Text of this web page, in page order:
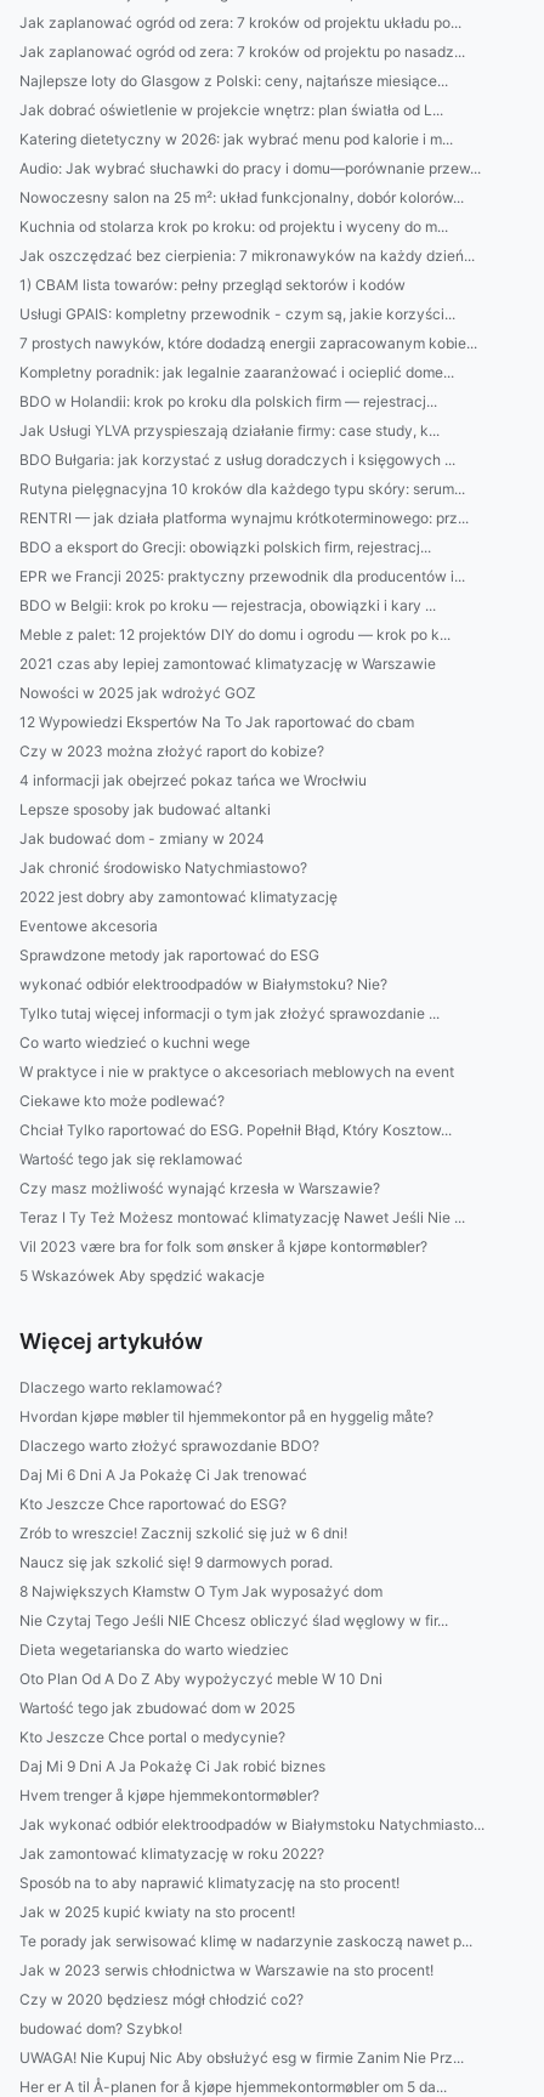
Jak zaplanować ogród od zera: 7 kroków od projektu układu po...
Jak zaplanować ogród od zera: 7 kroków od projektu po nasadz...
Najlepsze loty do Glasgow z Polski: ceny, najtańsze miesiące...
Jak dobrać oświetlenie w projekcie wnętrz: plan światła od L...
Katering dietetyczny w 2026: jak wybrać menu pod kalorie i m...
Audio: Jak wybrać słuchawki do pracy i domu—porównanie przew...
Nowoczesny salon na 25 m²: układ funkcjonalny, dobór kolorów...
Kuchnia od stolarza krok po kroku: od projektu i wyceny do m...
Jak oszczędzać bez cierpienia: 7 mikronawyków na każdy dzień...
1) CBAM lista towarów: pełny przegląd sektorów i kodów
Usługi GPAIS: kompletny przewodnik - czym są, jakie korzyści...
7 prostych nawyków, które dodadzą energii zapracowanym kobie...
Kompletny poradnik: jak legalnie zaaranżować i ocieplić dome...
BDO w Holandii: krok po kroku dla polskich firm — rejestracj...
Jak Usługi YLVA przyspieszają działanie firmy: case study, k...
BDO Bułgaria: jak korzystać z usług doradczych i księgowych ...
Rutyna pielęgnacyjna 10 kroków dla każdego typu skóry: serum...
RENTRI — jak działa platforma wynajmu krótkoterminowego: prz...
BDO a eksport do Grecji: obowiązki polskich firm, rejestracj...
EPR we Francji 2025: praktyczny przewodnik dla producentów i...
BDO w Belgii: krok po kroku — rejestracja, obowiązki i kary ...
Meble z palet: 12 projektów DIY do domu i ogrodu — krok po k...
2021 czas aby lepiej zamontować klimatyzację w Warszawie
Nowości w 2025 jak wdrożyć GOZ
12 Wypowiedzi Ekspertów Na To Jak raportować do cbam
Czy w 2023 można złożyć raport do kobize?
4 informacji jak obejrzeć pokaz tańca we Wrocłwiu
Lepsze sposoby jak budować altanki
Jak budować dom - zmiany w 2024
Jak chronić środowisko Natychmiastowo?
2022 jest dobry aby zamontować klimatyzację
Eventowe akcesoria
Sprawdzone metody jak raportować do ESG
wykonać odbiór elektroodpadów w Białymstoku? Nie?
Tylko tutaj więcej informacji o tym jak złożyć sprawozdanie ...
Co warto wiedzieć o kuchni wege
W praktyce i nie w praktyce o akcesoriach meblowych na event
Ciekawe kto może podlewać?
Chciał Tylko raportować do ESG. Popełnił Błąd, Który Kosztow...
Wartość tego jak się reklamować
Czy masz możliwość wynająć krzesła w Warszawie?
Teraz I Ty Też Możesz montować klimatyzację Nawet Jeśli Nie ...
Vil 2023 være bra for folk som ønsker å kjøpe kontormøbler?
5 Wskazówek Aby spędzić wakacje
Więcej artykułów
Dlaczego warto reklamować?
Hvordan kjøpe møbler til hjemmekontor på en hyggelig måte?
Dlaczego warto złożyć sprawozdanie BDO?
Daj Mi 6 Dni A Ja Pokażę Ci Jak trenować
Kto Jeszcze Chce raportować do ESG?
Zrób to wreszcie! Zacznij szkolić się już w 6 dni!
Naucz się jak szkolić się! 9 darmowych porad.
8 Największych Kłamstw O Tym Jak wyposażyć dom
Nie Czytaj Tego Jeśli NIE Chcesz obliczyć ślad węglowy w fir...
Dieta wegetarianska do warto wiedziec
Oto Plan Od A Do Z Aby wypożyczyć meble W 10 Dni
Wartość tego jak zbudować dom w 2025
Kto Jeszcze Chce portal o medycynie?
Daj Mi 9 Dni A Ja Pokażę Ci Jak robić biznes
Hvem trenger å kjøpe hjemmekontormøbler?
Jak wykonać odbiór elektroodpadów w Białymstoku Natychmiasto...
Jak zamontować klimatyzację w roku 2022?
Sposób na to aby naprawić klimatyzację na sto procent!
Jak w 2025 kupić kwiaty na sto procent!
Te porady jak serwisować klimę w nadarzynie zaskoczą nawet p...
Jak w 2023 serwis chłodnictwa w Warszawie na sto procent!
Czy w 2020 będziesz mógł chłodzić co2?
budować dom? Szybko!
UWAGA! Nie Kupuj Nic Aby obsłużyć esg w firmie Zanim Nie Prz...
Her er A til Å-planen for å kjøpe hjemmekontormøbler om 5 da...